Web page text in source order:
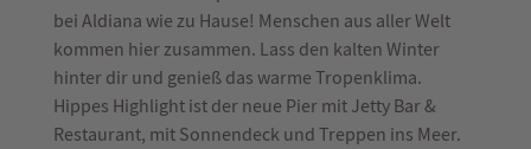
bei Aldiana wie zu Hause! Menschen aus aller Welt
kommen hier zusammen. Lass den kalten Winter
hinter dir und genieß das warme Tropenklima.
Hippes Highlight ist der neue Pier mit Jetty Bar &
Restaurant, mit Sonnendeck und Treppen ins Meer.